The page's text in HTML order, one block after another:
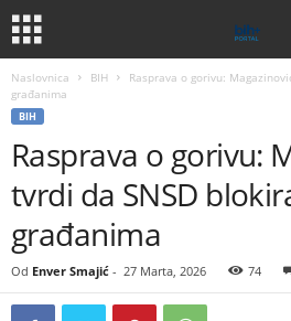
Naslovnica BIH
Rasprava o gorivu:
građanima
BIH
Rasprava o gorivu:
tvrdi da SNSD
građanima
Od Enver Smajić - 27 Marta, 2026 74